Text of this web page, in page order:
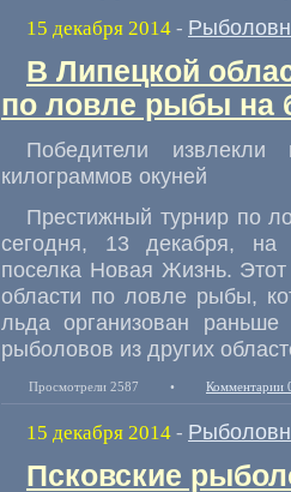
15 декабря 2014 -
В Липецкой
по ловле рыбы на
Победители
килограммов окуней
Престижный турнир по
сегодня, 13 декабря,
на
поселка Новая Жизнь.
области по ловле рыбы,
льда организован раньше
рыболовов из других
Просмотрели 2587 • Комментарии
15 декабря 2014 -
Псковские